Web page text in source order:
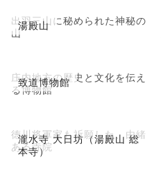
湯殿山
出羽三山に秘められた神秘の
山
致道博物館
庄内地方の歴史と文化を伝え
る博物館
瀧水寺 大日坊（湯殿山 総
本寺）
徳川将軍家も祈願した、由緒
ある寺院